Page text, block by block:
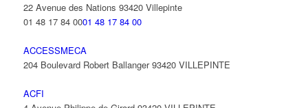
22 Avenue des Nations 93420 Villepinte
01 48 17 84 0001 48 17 84 00
ACCESSMECA
204 Boulevard Robert Ballanger 93420 VILLEPINTE
ACFI